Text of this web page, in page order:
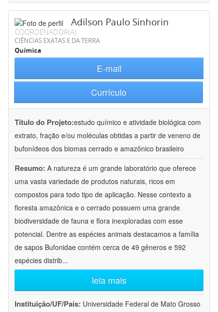
Adilson Paulo Sinhorin
COORDENADOR(A)
CIÊNCIAS EXATAS E DA TERRA
Química
E-mail
Currículo
Título do Projeto:estudo químico e atividade biológica com
extrato, fração e/ou moléculas obtidas a partir de veneno de
bufonídeos dos biomas cerrado e amazônico brasileiro
Resumo: A natureza é um grande laboratório que oferece
uma vasta variedade de produtos naturais, ricos em
compostos para todo tipo de aplicação. Nesse contexto a
floresta amazônica e o cerrado possuem uma grande
biodiversidade de fauna e flora inexploradas com esse
potencial. Dentre as espécies animais destacamos a família
de sapos Bufonidae contém cerca de 49 gêneros e 592
espécies distrib...
leia mais
Instituição/UF/País: Universidade Federal de Mato Grosso